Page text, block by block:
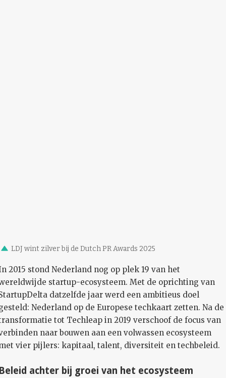
LDJ wint zilver bij de Dutch PR Awards 2025
2015 stond Nederland nog op plek 19 van het
startup-ecosysteem. Met de oprichting van
datzelfde jaar werd een ambitieus doel
Nederland op de Europese techkaart zetten. Na de
tot Techleap in 2019 verschoof de focus van
naar bouwen aan een volwassen ecosysteem
vier pijlers: kapitaal, talent, diversiteit en techbeleid.
achter bij groei van het ecosysteem